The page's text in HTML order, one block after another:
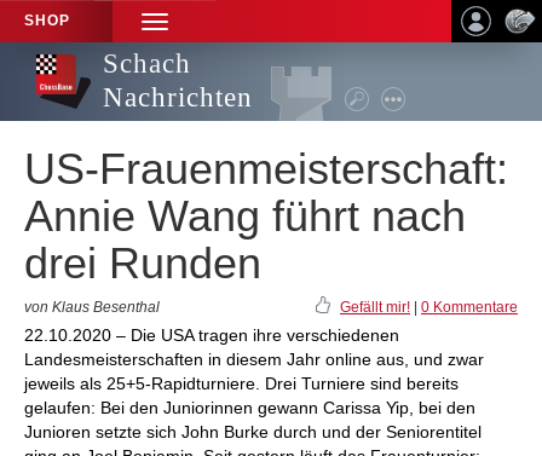
SHOP
TOGGLE
NAVIGATION
Schach
Nachrichten
US-Frauenmeisterschaft:
Annie Wang führt nach
drei Runden
von Klaus Besenthal Gefällt mir! 0 Kommentare
22.10.2020 – Die USA tragen ihre verschiedenen
Landesmeisterschaften in diesem Jahr online aus, und zwar
jeweils als 25+5-Rapidturniere. Drei Turniere sind bereits
gelaufen: Bei den Juniorinnen gewann Carissa Yip, bei den
Junioren setzte sich John Burke durch und der Seniorentitel